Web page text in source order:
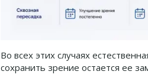
Во всех этих случаях
сохранить зрение остается ее